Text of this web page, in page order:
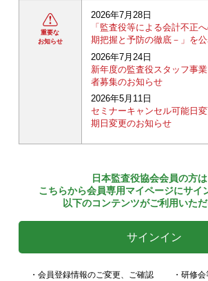
重要な
お知らせ
2026年7月28日
「監査役等による会計不正
期把握と予防の徹底－」を
2026年7月24日
新年度の監査役スタッフ事
者募集のお知らせ
2026年5月11日
セミナーキャンセル可能日
期日変更のお知らせ
日本監査役協会会員の方は
こちらから会員専用マイページにサイ
以下のコンテンツがご利用いただ
サインイン
・会員登録情報のご変更、ご確認
・研修